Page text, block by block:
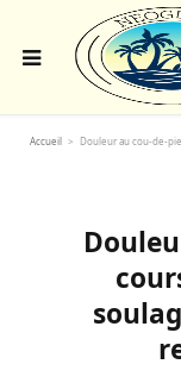
Accueil >